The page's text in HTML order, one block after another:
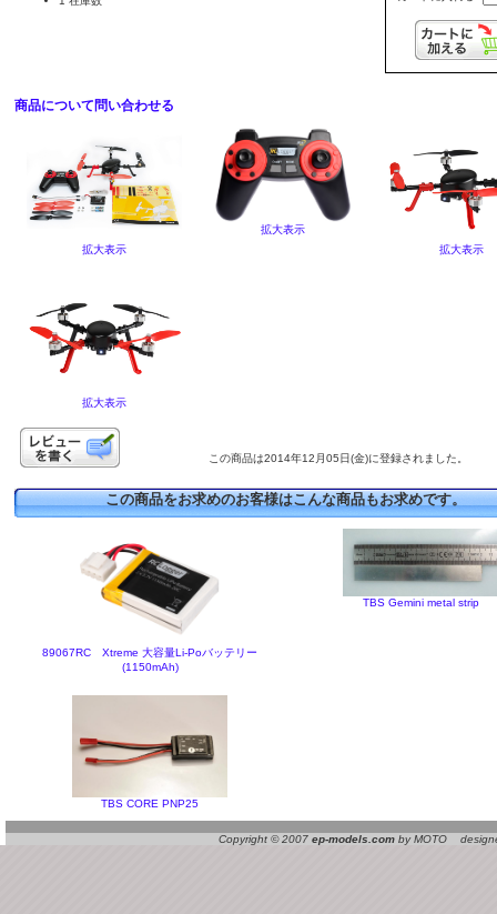
商品について問い合わせる
拡大表示
拡大表示
拡大表示
拡大表示
この商品は2014年12月05日(金)に登録されました。
この商品をお求めのお客様はこんな商品もお求めです。
89067RC Xtreme 大容量Li-Poバッテリー
(1150mAh)
TBS Gemini metal strip
TBS CORE PNP25
Copyright © 2007 ep-models.com by MOTO